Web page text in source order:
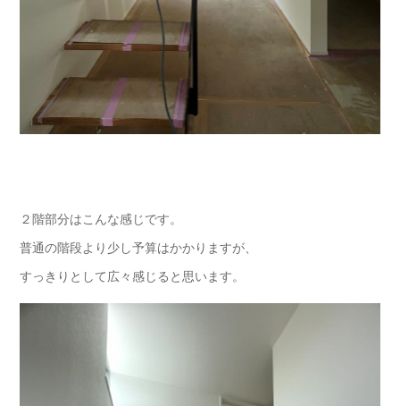
２階部分はこんな感じです。
普通の階段より少し予算はかかりますが、
すっきりとして広々感じると思います。